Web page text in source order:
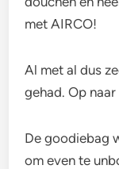
met AIRCO!
Al met al dus
gehad. Op
De goodiebag
om even te